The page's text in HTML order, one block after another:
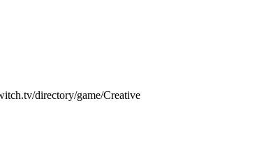
directory/game/Creative